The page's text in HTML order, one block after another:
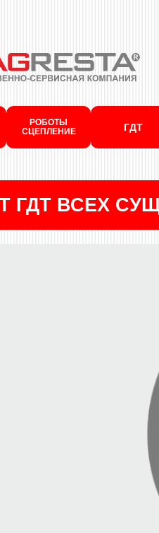
РОБОТЫ
СЦЕПЛЕНИЕ
ГДТ
ГДТ ВСЕХ